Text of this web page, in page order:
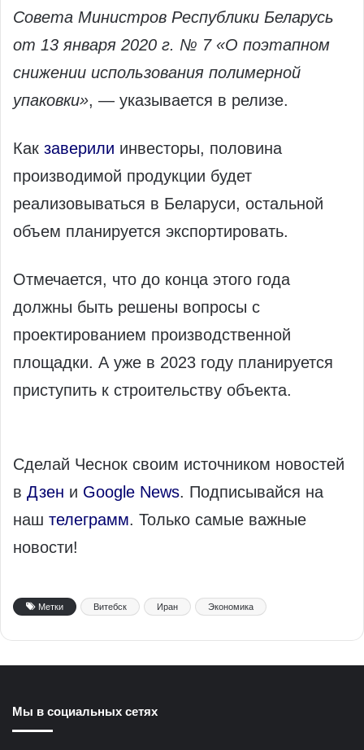
Совета Министров Республики Беларусь
от 13 января 2020 г. № 7 «О поэтапном
снижении использования полимерной
упаковки», — указывается в релизе.
Как заверили инвесторы, половина
производимой продукции будет
реализовываться в Беларуси, остальной
объем планируется экспортировать.
Отмечается, что до конца этого года
должны быть решены вопросы с
проектированием производственной
площадки. А уже в 2023 году планируется
приступить к строительству объекта.
Сделай Чеснок своим источником новостей
в Дзен и Google News. Подписывайся на
наш телеграмм. Только самые важные
новости!
Метки Витебск Иран Экономика
Мы в социальных сетях